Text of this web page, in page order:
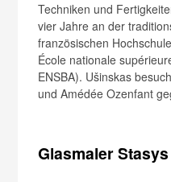
Techniken und
vier Jahre an der
französischen
École nationale
ENSBA). Ušinskas
und Amédée Ozenfant
Glasmaler